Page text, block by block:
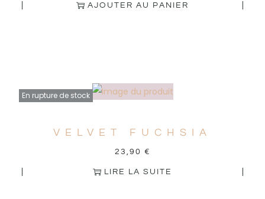
AJOUTER AU PANIER
En rupture de stock
VELVET FUCHSIA
23,90 €
LIRE LA SUITE